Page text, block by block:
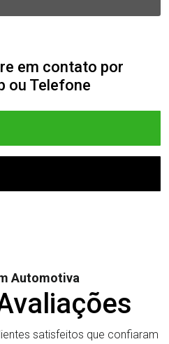
em contato por
ou Telefone
Automotiva
satisfeitos que confiaram